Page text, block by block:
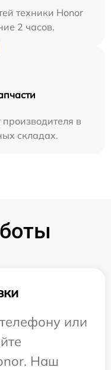
техники Honor
2 часов.
в
складах.
или
Наш